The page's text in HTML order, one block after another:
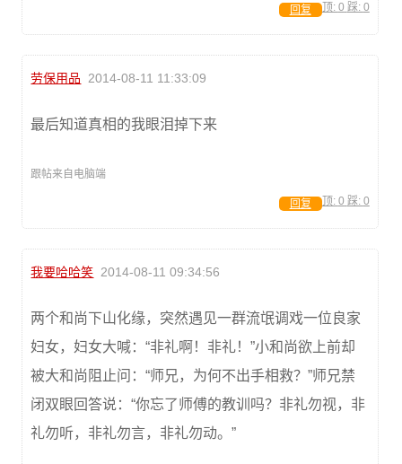
顶: 0 踩: 0
回复
劳保用品 2014-08-11 11:33:09
最后知道真相的我眼泪掉下来
跟帖来自电脑端
顶: 0 踩: 0
回复
我要哈哈笑 2014-08-11 09:34:56
两个和尚下山化缘，突然遇见一群流氓调戏一位良家
妇女，妇女大喊：“非礼啊！非礼！”小和尚欲上前却
被大和尚阻止问：“师兄，为何不出手相救？”师兄禁
闭双眼回答说：“你忘了师傅的教训吗？非礼勿视，非
礼勿听，非礼勿言，非礼勿动。”